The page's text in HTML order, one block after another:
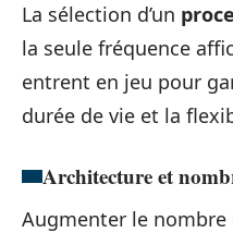
La sélection d’un
la seule fréquence
entrent en jeu pour
durée de vie et la
Architecture et
Augmenter le nombre